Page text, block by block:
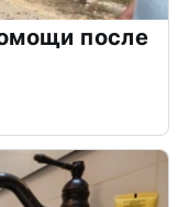
после